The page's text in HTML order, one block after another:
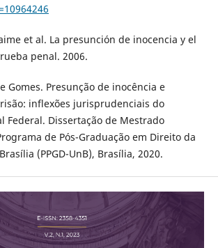
et al. La presunción de inocencia y el
penal. 2006.
Gomes. Presunção de inocência e
inflexões jurisprudenciais do
Federal. Dissertação de Mestrado
de Pós-Graduação em Direito da
(PPGD-UnB), Brasília, 2020.